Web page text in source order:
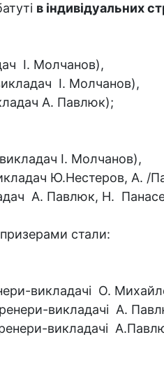
в індивідуальних
І. Молчанов),
І. Молчанов),
А. Павлюк);
І. Молчанов),
Ю.Нестеров, А. /
А. Павлюк, Н.
стали:
викладачі О.
викладачі А.
викладачі